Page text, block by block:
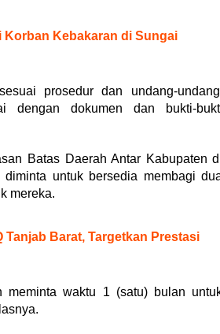
Kebakaran di Sungai
prosedur dan undang-
dengan dokumen dan bukti-
Batas Daerah Antar Kabupaten
untuk bersedia membagi
mereka.
Barat, Targetkan Prestasi
waktu 1 (satu) bulan